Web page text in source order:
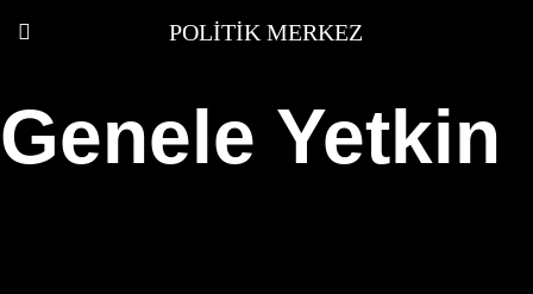
POLITIK MERKEZ
Genele Yetkin